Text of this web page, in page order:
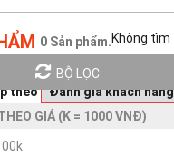
0 Sản phẩm.
theo
Không tìm
BỘ LỌC
GIÁ (K = 1000 VNĐ)